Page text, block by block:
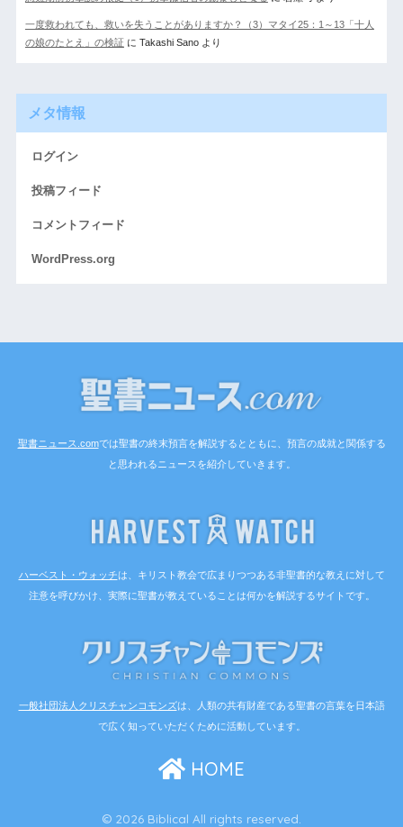
一度救われても、救いを失うことがありますか？（3）マタイ25：1～13「十人
の娘のたとえ」の検証 に Takashi Sanoより
メタ情報
ログイン
投稿フィード
コメントフィード
WordPress.org
聖書ニュース.comでは聖書の終末預言を解説するとともに、預言の成就と関係する
と思われるニュースを紹介していきます。
ハーベスト・ウォッチは、キリスト教会で広まりつつある非聖書的な教えに対して
注意を呼びかけ、実際に聖書が教えていることは何かを解説するサイトです。
一般社団法人クリスチャンコモンズは、人類の共有財産である聖書の言葉を日本語
で広く知っていただくために活動しています。
HOME
© 2026 Biblical All rights reserved.